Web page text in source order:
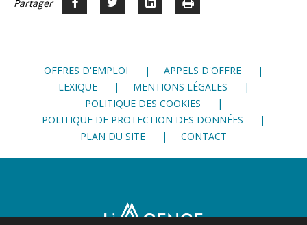
Partager
OFFRES D'EMPLOI
APPELS D'OFFRE
LEXIQUE
MENTIONS LÉGALES
POLITIQUE DES COOKIES
POLITIQUE DE PROTECTION DES DONNÉES
PLAN DU SITE
CONTACT